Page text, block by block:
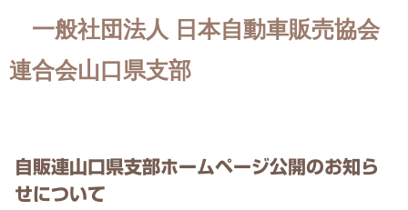
一般社団法人 日本自動車販売協会
連合会山口県支部
自販連山口県支部ホームページ公開のお知ら
せについて